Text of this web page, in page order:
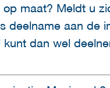
maat? Meldt u
deelname aan de
dan wel